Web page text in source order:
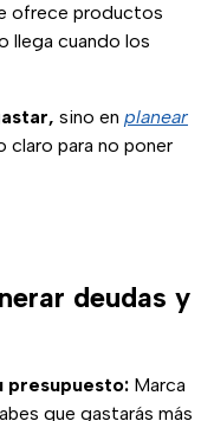
ofrece productos
llega cuando los
sino en planear
claro para no poner
deudas y
presupuesto: Marca
que gastarás más